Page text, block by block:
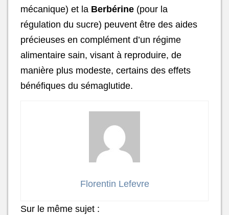
mécanique) et la Berbérine (pour la
régulation du sucre) peuvent être des aides
précieuses en complément d’un régime
alimentaire sain, visant à reproduire, de
manière plus modeste, certains des effets
bénéfiques du sémaglutide.
Florentin Lefevre
Sur le même sujet :